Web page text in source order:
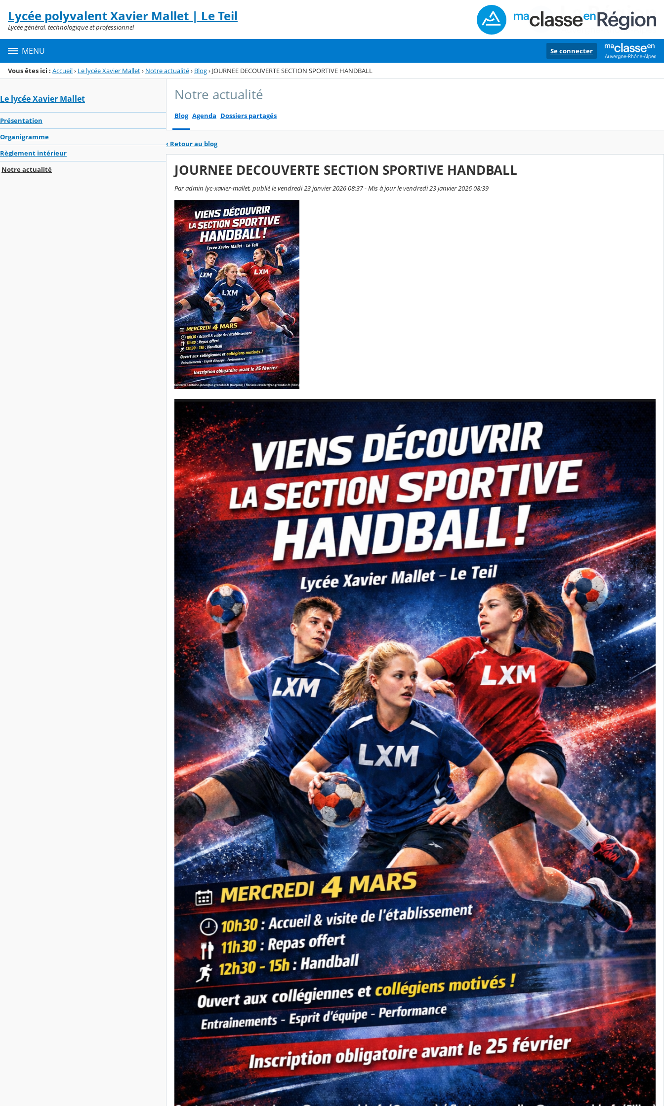
Menu de la rubrique
Contenu
Lycée polyvalent Xavier Mallet | Le Teil
Lycée général, technologique et professionnel
MENU Se connecter
Vous êtes ici : Accueil› Le lycée Xavier Mallet› Notre actualité› Blog› JOURNEE DECOUVERTE SECTION SPORTIVE HANDBALL
Le lycée Xavier Mallet
Présentation
Organigramme
Règlement intérieur
Notre actualité
Notre actualité
Blog Agenda Dossiers partagés
‹ Retour au blog
JOURNEE DECOUVERTE SECTION SPORTIVE HANDBALL
Par admin lyc-xavier-mallet, publié le vendredi 23 janvier 2026 08:37 - Mis à jour le vendredi 23 janvier 2026 08:39